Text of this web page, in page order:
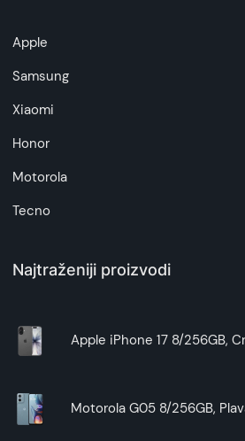
Apple
Samsung
Xiaomi
Honor
Motorola
Tecno
Najtraženiji proizvodi
Apple iPhone 17 8/256GB,
Motorola G05 8/256GB,